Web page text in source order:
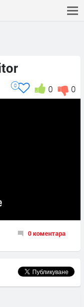
0
0
0
0 коментара